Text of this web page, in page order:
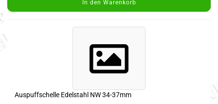
In den Warenkorb
Auspuffschelle Edelstahl NW 34-37mm